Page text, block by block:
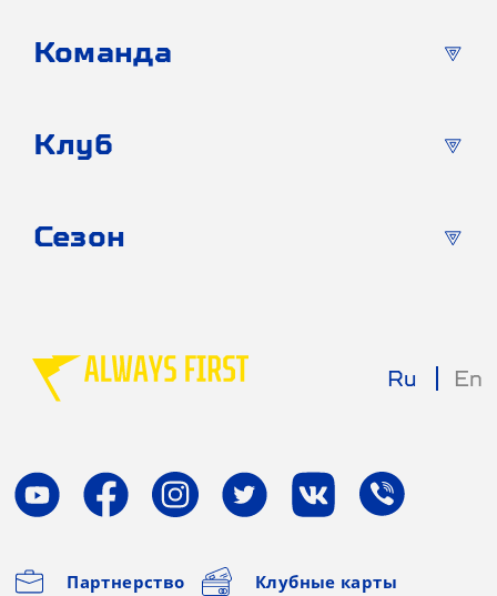
Ru En
Партнерство Клубные карты
Команда
Клуб
Сезон